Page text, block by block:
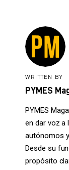
WRITTEN BY
PYMES
PYMES
en dar voz a
autónomos
Desde su
propósito